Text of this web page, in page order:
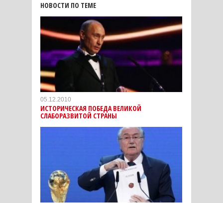
НОВОСТИ ПО ТЕМЕ
05.12.2010
ИСТОРИЧЕСКАЯ ПОБЕДА ВЕЛИКОЙ
СЛАБОРАЗВИТОЙ СТРАНЫ